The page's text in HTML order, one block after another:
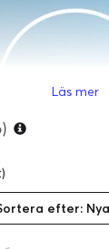
tillgodose alla
Läs mer
efter: